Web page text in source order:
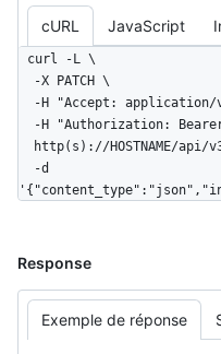
cURL JavaScript
curl -L \
Response
Exemple de réponse